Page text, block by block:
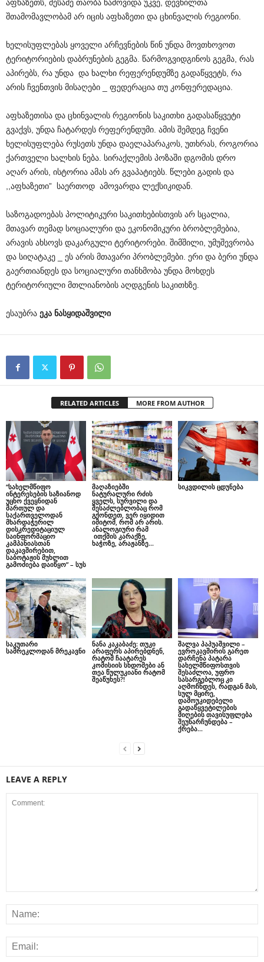
აფხაზეთს, მესამე თაობა წამოვიდა უკვე, დევნილთა
შთამომავლობამ არ იცის აფხაზეთი და ცხინვალის რეგიონი.
ხელისუფლებას ყოველი არჩევნების წინ უნდა მოვთხოვოთ
ტერიტორიების დაბრუნების გეგმა. წარმოგვიდგინოს გეგმა, რას
აპირებს, რა უნდა და ხალხი რეფერენდუმზე გადაწყვეტს, რა
არის ჩვენთვის მისაღები _ ფედერაცია თუ კონფერედაცია.
აფხაზეთისა და ცხინვალის რეგიონის საკითხი გადასაწყვეტი
გვაქვს, უნდა ჩატარდეს რეფერენდუმი. ამის შემდეგ ჩვენი
ხელისუფლება რუსეთს უნდა დაელაპარაკოს, უთხრას, როგორია
ქართველი ხალხის ნება. სირაქლემის პოზაში დგომის დრო
აღარ არის, ისტორია ამას არ გვაპატიებს. წლები გადის და
,,აფხაზეთი” საერთოდ ამოვარდა ლექსიკიდან.
საზოგადოებას პოლიტიკური საკითხებისთვის არ სცალია,
მთავარ თემად სოციალური და ეკონომიკური ბრობლემებია,
არავის ახსოვს დაკარგული ტერიტორები. შიმშილი, უმუშევრობა
და სიღატაკე _ ეს არის მთავარი პრობლემები. ერი და ბერი უნდა
გაერთიანდეს და სოციალური თანხმობა უნდა მოხდეს
ტერიტორიული მთლიანობის აღდგენის საკითხზე.
ესაუბრა ეკა ნასყიდაშვილი
RELATED ARTICLES MORE FROM AUTHOR
“სახელმწიფო
ინტერესების საზიანოდ
უცხო ქვეყნიდან
მართულ და
საქართველოდან
მხარდაჭერილ
დისკრედიტაციულ
საინფორმაციო
კამპანიასთან
დაკავშირებით,
საბოტაჟის მუხლით
გამოძიება დაიწყო” – სუს
მაღაზიებში
ნატურალური რძის
ყველს, სურვილი და
შესაძლებლობაც რომ
გქონდეთ, ვერ იყიდით
იმიტომ, რომ არ არის.
ანალოგიური რამ
ითქმის კარაქზე,
ხაჭოზე, არაჟანზე…
სიკვდილის ცდუნება
საკუთარი
სამრეკლოდან მრეკავნი
ნანა კაკაბაძე: თუკი
არაფერს აპირებდნენ,
რატომ ჩაატარეს
კომისიის სხდომები ან
თეა წულუკიანი რატომ
შეაწუხეს?!
შალვა პაპუაშვილი –
ევროკავშირის გარეთ
დარჩენა პატარა
სახელმწიფოსთვის
შესაძლოა, უფრო
სასარგებლოც კი
აღმოჩნდეს, რადგან მას,
სულ მცირე,
დამოუკიდებელი
გადაწყვეტილების
მიღების თავისუფლება
შეუნარჩუნდება –
ქრება...
LEAVE A REPLY